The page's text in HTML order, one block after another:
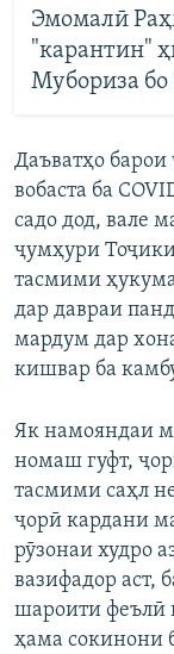
Эмомалӣ
"карантин"
Мубориза бо
Даъватҳо
вобаста ба
садо дод, вале
ҷумҳури
тасмими
дар давраи
мардум дар
кишвар ба
Як намояндаи
номаш гуфт,
тасмими саҳл
ҷорӣ кардани
рӯзонаи худро
вазифадор аст,
шароити феълӣ
ҳама сокинони